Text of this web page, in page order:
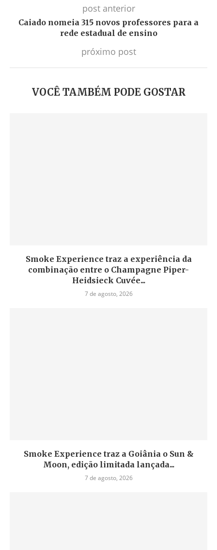
post anterior
Caiado nomeia 315 novos professores para a
rede estadual de ensino
próximo post
VOCÊ TAMBÉM PODE GOSTAR
Smoke Experience traz a experiência da
combinação entre o Champagne Piper-
Heidsieck Cuvée...
7 de agosto, 2026
Smoke Experience traz a Goiânia o Sun &
Moon, edição limitada lançada...
7 de agosto, 2026